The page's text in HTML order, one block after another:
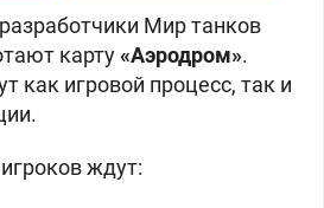
разработчики Мир танков
карту«Аэродром».
как игровой процесс, так и
ждут: